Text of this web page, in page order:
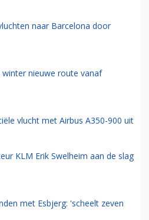
naar Barcelona door
nieuwe route vanaf
vlucht met Airbus A350-900 uit
KLM Erik Swelheim aan de slag
met Esbjerg: 'scheelt zeven